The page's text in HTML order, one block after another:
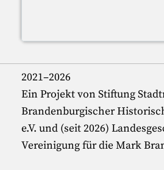
2021–2026
Ein Projekt von Stiftung
Brandenburgischer
e.V. und (seit 2026)
Vereinigung für die Mark